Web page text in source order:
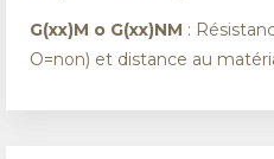
G(xx)M o G(xx)NM :
O=non) et distance au